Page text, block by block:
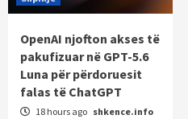
OpenAI njofton akses të
pakufizuar në GPT-5.6
Luna për përdoruesit
falas të ChatGPT
18 hours ago shkence.info